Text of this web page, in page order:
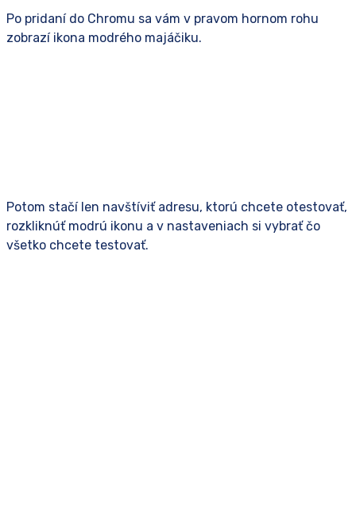
Po pridaní do Chromu sa vám v pravom hornom rohu
zobrazí ikona modrého majáčiku.
Potom stačí len navštíviť adresu, ktorú chcete otestovať,
rozkliknúť modrú ikonu a v nastaveniach si vybrať čo
všetko chcete testovať.